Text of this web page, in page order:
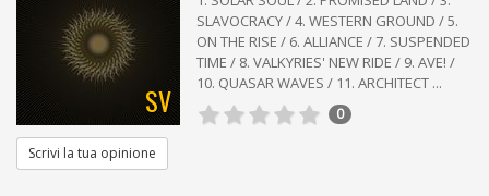
SV
SLAVOCRACY / 4. WESTERN GROUND / 5.
ON THE RISE / 6. ALLIANCE / 7. SUSPENDED
TIME / 8. VALKYRIES' NEW RIDE / 9. AVE! /
10. QUASAR WAVES / 11. ARCHITECT ...
0
Scrivi la tua opinione